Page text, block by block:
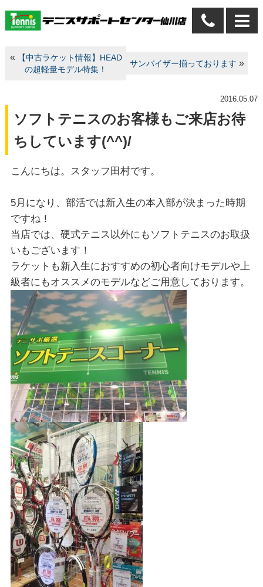
«
【中古ラケット情報】HEAD
の超軽量モデル特集！
サンバイザー揃っております »
2016.05.07
ソフトテニスのお客様もご来店お待
ちしています(^^)/
こんにちは。スタッフ田村です。
5月になり、部活では新入生の本入部が決まった時期
ですね！
当店では、硬式テニス以外にもソフトテニスのお取扱
いもございます！
ラケットも新入生におすすめの初心者向けモデルや上
級者にもオススメのモデルなどご用意しております。